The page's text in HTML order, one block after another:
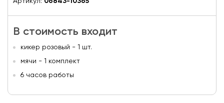
В стоимость входит
кикер розовый - 1 шт.
мячи - 1 комплект
6 часов работы